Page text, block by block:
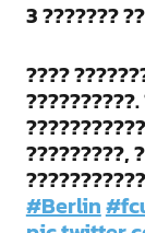
3 ???????
????
?????????,
#Berlin